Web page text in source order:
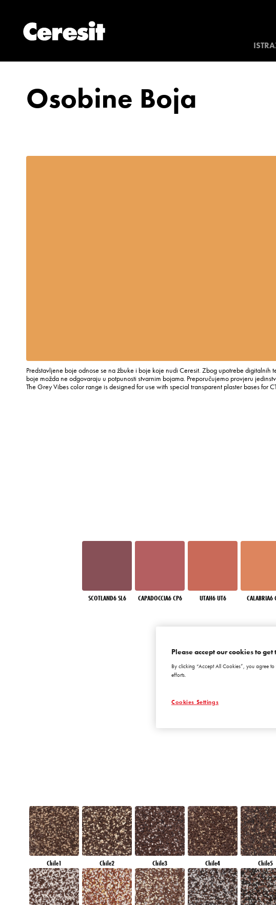
Osobine Boja
Predstavljene boje odnose se na žbuke i boje koje nudi Ceresit. Zbog upotrebe digitalnih
boje možda ne odgovaraju u potpunosti stvarnim bojama. Preporučujemo provjeru
The Grey Vibes color range is designed for use with special transparent plaster bases for
SCOTLAND6 SL6 CAPADOCCIA6 CP6 UTAH6 UT6 CALABRIA6
RUBY FIRE
Chile1 Chile2 Chile3 Chile4 Chile5
Please accept our cookies to
By clicking “Accept All Cookies”, you agree
efforts.
Cookies Settings